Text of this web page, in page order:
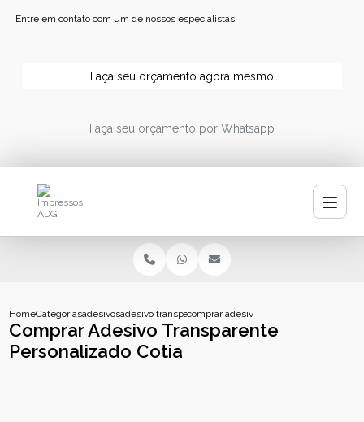
Entre em contato com um de nossos especialistas!
Faça seu orçamento agora mesmo
Faça seu orçamento por Whatsapp
HomeCategoriasadesivosadesivo transparente personalizado
comprar adesivo transparente
Comprar Adesivo Transparente
Personalizado Cotia